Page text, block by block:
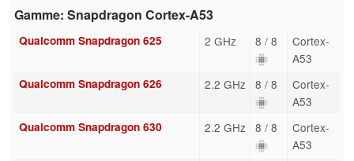
Gamme: Snapdragon Cortex-A53
Qualcomm Snapdragon 625 2 GHz 8 / 8
Cortex-
A53
Qualcomm Snapdragon 626 2.2 GHz 8 / 8
Cortex-
A53
Qualcomm Snapdragon 630 2.2 GHz 8 / 8
Cortex-
A53